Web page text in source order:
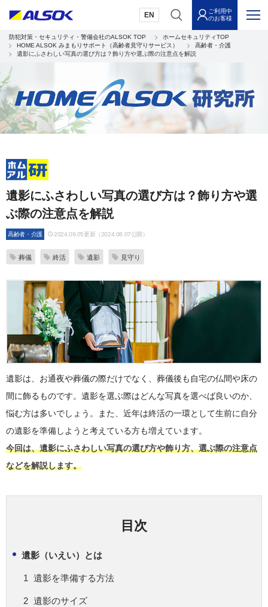
EN
ご利用中
のお客様
防犯対策・セキュリティ・警備会社のALSOK TOP
ホームセキュリティTOP
HOME ALSOK みまもりサポート（高齢者見守りサービス）
高齢者・介護
遺影にふさわしい写真の選び方は？飾り方や選ぶ際の注意点を解説
遺影にふさわしい写真の選び方は？飾り方や選
ぶ際の注意点を解説
高齢者・介護 2024.09.05更新（2024.08.07公開）
葬儀 終活 遺影 見守り
遺影は、お通夜や葬儀の際だけでなく、葬儀後も自宅の仏間や床の
間に飾るものです。遺影を選ぶ際はどんな写真を選べば良いのか、
悩む方は多いでしょう。また、近年は終活の一環として生前に自分
の遺影を準備しようと考えている方も増えています。
今回は、遺影にふさわしい写真の選び方や飾り方、選ぶ際の注意点
などを解説します。
目次
遺影（いえい）とは
遺影を準備する方法
遺影のサイズ